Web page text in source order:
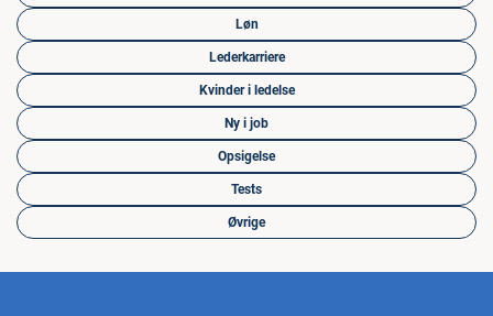
Løn
Lederkarriere
Kvinder i ledelse
Ny i job
Opsigelse
Tests
Øvrige